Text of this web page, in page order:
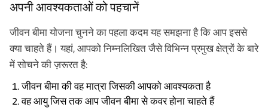
अपनी आवश्यकताओं को पहचानें
जीवन बीमा योजना चुनने का पहला कदम यह समझना है कि आप इससे
क्या चाहते हैं। यहां, आपको निम्नलिखित जैसे विभिन्न प्रमुख क्षेत्रों के बारे
में सोचने की ज़रूरत है:
जीवन बीमा की वह मात्रा जिसकी आपको आवश्यकता है
वह आयु जिस तक आप जीवन बीमा से कवर होना चाहते हैं